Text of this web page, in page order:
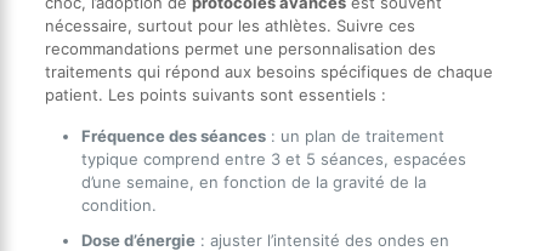
nécessaire, surtout pour les athlètes. Suivre ces
recommandations permet une personnalisation des
traitements qui répond aux besoins spécifiques de chaque
patient. Les points suivants sont essentiels :
Fréquence des séances: un plan de traitement
typique comprend entre 3 et 5 séances, espacées
d’une semaine, en fonction de la gravité de la
condition.
Dose d’énergie: ajuster l’intensité des ondes en